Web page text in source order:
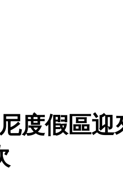
度假區